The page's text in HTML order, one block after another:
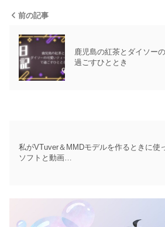
前の記事
鹿児島の紅茶とダイソー
過ごすひととき
私がVTuver＆MMDモデルを作るときに使
ソフトと動画…